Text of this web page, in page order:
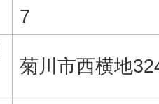
7
菊川市西横地